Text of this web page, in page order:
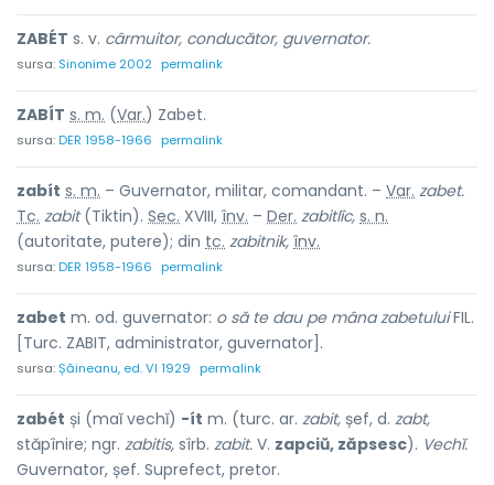
ZABÉT s. v. cârmuitor, conducător, guvernator.
sursa: Sinonime 2002 permalink
ZABÍT s. m. (Var.) Zabet.
sursa:DER 1958-1966 permalink
zabít s. m. – Guvernator, militar, comandant. – Var. zabet.
Tc. zabit(Tiktin). Sec. XVIII, înv. – Der. zabitlîc, s. n.
(autoritate, putere); din tc. zabitnik, înv.
sursa:DER 1958-1966 permalink
zabet m. od. guvernator: o să te dau pe mâna zabetuluiFIL.
[Turc. ZABIT, administrator, guvernator].
sursa:Șăineanu, ed. VI 1929 permalink
zabét și (maĭ vechĭ) -ít m. (turc. ar. zabit, șef, d. zabt,
stăpînire; ngr. zabitis, sîrb. zabit. V. zapciŭ, zăpsesc). Vechĭ.
Guvernator, șef. Suprefect, pretor.